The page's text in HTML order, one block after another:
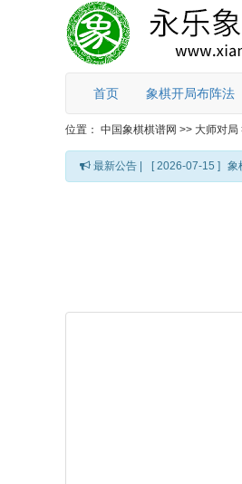
首页 象棋开局布阵法
位置： 中国象棋棋谱网 >> 大师对局
最新公告 | [ 2026-07-15 ] 象